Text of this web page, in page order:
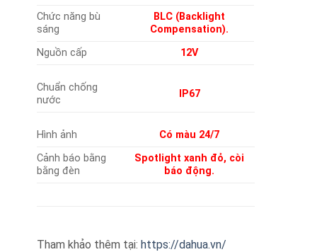
Chức năng bù
sáng
BLC (Backlight
Compensation).
Nguồn cấp
12V
Chuẩn chống
nước
IP67
Hình ảnh Có màu 24/7
Cảnh báo bằng
bằng đèn
Spotlight xanh đỏ, còi
báo động.
Tham khảo thêm tại: https://dahua.vn/